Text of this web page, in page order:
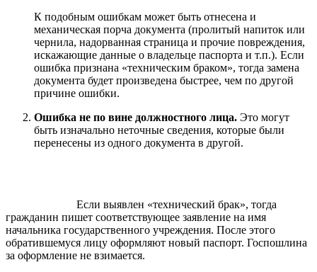
К подобным ошибкам может быть отнесена и
механическая порча документа (пролитый напиток или
чернила, надорванная страница и прочие повреждения,
искажающие данные о владельце паспорта и т.п.). Если
ошибка признана «техническим браком», тогда замена
документа будет произведена быстрее, чем по другой
причине ошибки.
Ошибка не по вине должностного лица. Это могут
быть изначально неточные сведения, которые были
перенесены из одного документа в другой.
Если выявлен «технический брак», тогда
гражданин пишет соответствующее заявление на имя
начальника государственного учреждения. После этого
обратившемуся лицу оформляют новый паспорт. Госпошлина
за оформление не взимается.